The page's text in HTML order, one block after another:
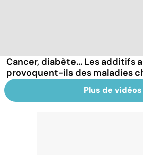
Cancer, diabète... Les additifs
provoquent-ils des maladies
Plus de vidéos